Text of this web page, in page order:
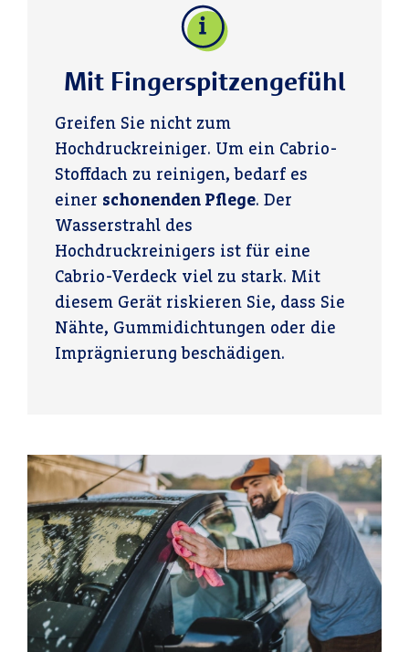
Schwamm oder
sich das Moos löst.
Spülen Sie die
Überreste mit
klarem Wasser ab
und lassen Sie Ihr
Cabrio in der Sonne
trocknen.
in 500 ml Wasser.
betroffenen Stellen
mit einem Lappen
ein, bis die blau-
grüne Beschichtung
beseitigt ist.
abwischen. Ist dieser
angetrocknet,
können Sie sich auch
mit einer
behelfen. Sind die
Flecken hartnäckig,
erzielen Sie
mit
einer leichten
Seifenlauge
gute
Ergebnisse.
Mit Fingerspitzengefühl
Greifen Sie nicht zum
Hochdruckreiniger. Um ein Cabrio-
Stoffdach zu reinigen, bedarf es
einer schonenden Pflege. Der
Wasserstrahl des
Hochdruckreinigers ist für eine
Cabrio-Verdeck viel zu stark. Mit
diesem Gerät riskieren Sie, dass Sie
Nähte, Gummidichtungen oder die
Imprägnierung beschädigen.